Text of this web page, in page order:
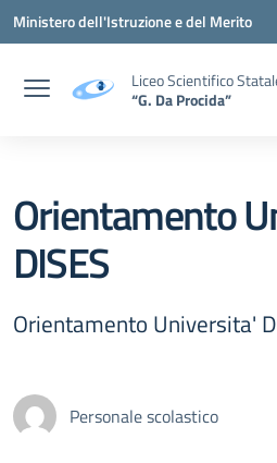
Vai ai contenuti
Vai al menu di navigazione
Vai al footer
Ministero dell'Istruzione e del Merito
Liceo Scientifico
“G. Da Procida”
Orientamento
DISES
Orientamento Universita'
Personale scolastico